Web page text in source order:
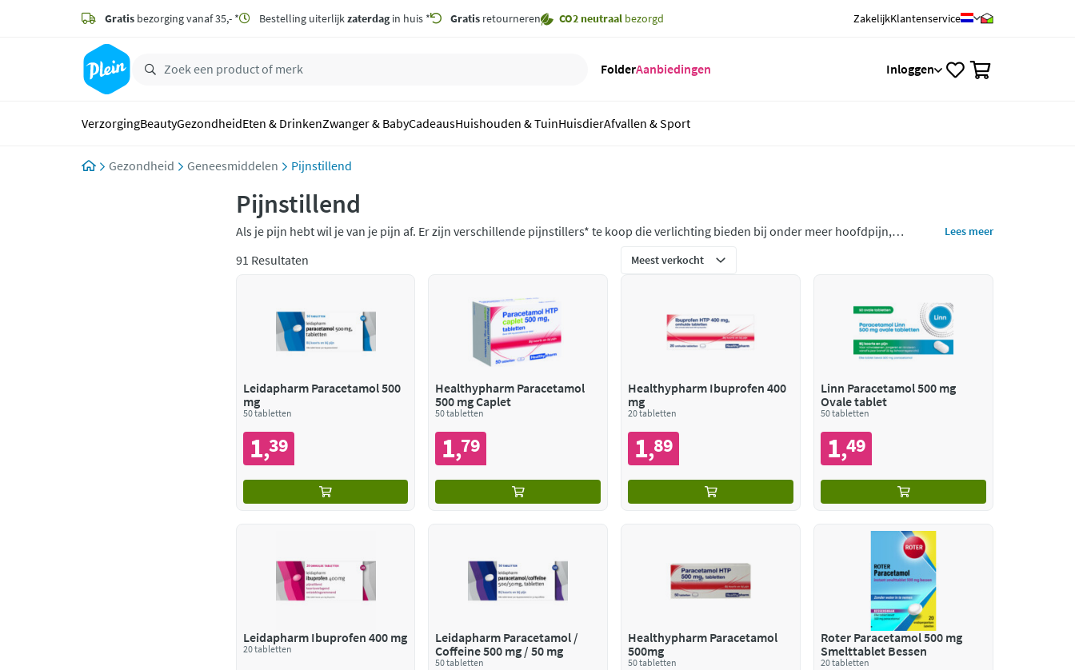
zoeken
hoofdinhoud
Gratis bezorging vanaf 35,- * Bestelling uiterlijkzaterdagin huis * Gratis retourneren CO2 neutraal bezorgd ZakelijkKlantenservice
FolderAanbiedingen Inloggen
VerzorgingBeautyGezondheidEten & DrinkenZwanger & BabyCadeausHuishouden & TuinHuisdierAfvallen & Sport
Gezondheid Geneesmiddelen Pijnstillend
Pijnstillend
Als je pijn hebt wil je van je pijn af. Er zijn verschillende pijnstillers* te koop die verlichting bieden bij onder meer hoofdpijn,
Lees meer
91 Resultaten
Leidapharm Paracetamol 500
mg
50 tabletten
1,39
Healthypharm Paracetamol
500 mg Caplet
50 tabletten
1,79
Healthypharm Ibuprofen 400
mg
20 tabletten
1,89
Linn Paracetamol 500 mg
Ovale tablet
50 tabletten
1,49
Leidapharm Ibuprofen 400 mg
20 tabletten
Leidapharm Paracetamol /
Coffeine 500 mg / 50 mg
50 tabletten
Healthypharm Paracetamol
500mg
50 tabletten
Roter Paracetamol 500 mg
Smelttablet Bessen
20 tabletten